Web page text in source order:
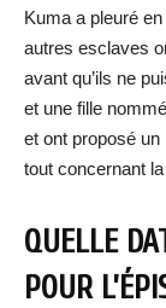
Kuma a pleuré en
autres esclaves
avant qu’ils ne
et une fille
et ont proposé
tout concernant la
QUELLE
POUR